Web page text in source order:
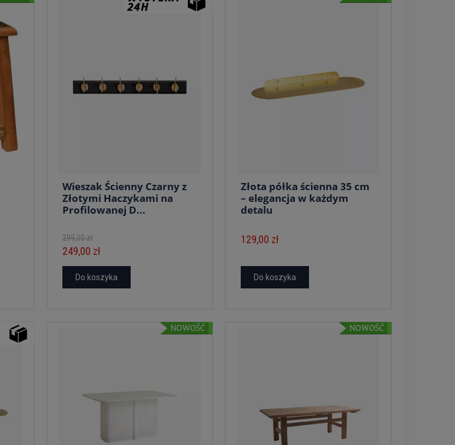
Wieszak Ścienny Czarny z
Złotymi Haczykami na
Profilowanej D...
299,00 zł
249,00 zł
Do koszyka
Złota półka ścienna 35 cm
– elegancja w każdym
detalu
129,00 zł
Do koszyka